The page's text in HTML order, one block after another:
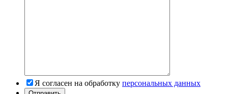
Я согласен на обработку персональных данных